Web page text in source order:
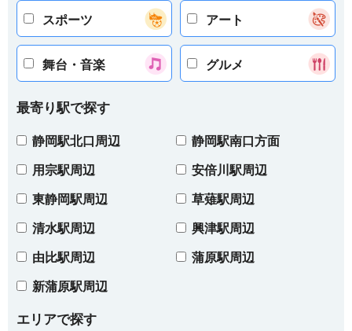
スポーツ アート
舞台・音楽 グルメ
最寄り駅で探す
静岡駅北口周辺 静岡駅南口方面
用宗駅周辺 安倍川駅周辺
東静岡駅周辺 草薙駅周辺
清水駅周辺 興津駅周辺
由比駅周辺 蒲原駅周辺
新蒲原駅周辺
エリアで探す